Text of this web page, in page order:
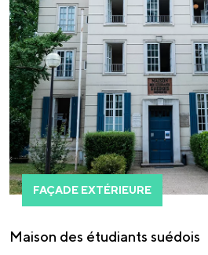
FAÇADE EXTÉRIEURE
Maison des étudiants suédois